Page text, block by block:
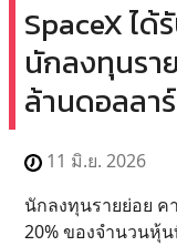
SpaceX ไ
นักลงทุนรา
ล้านดอลลา
11 มิ.ย. 2026
นักลงทุนรายย่อย ค
20% ของจำนวนหุ้